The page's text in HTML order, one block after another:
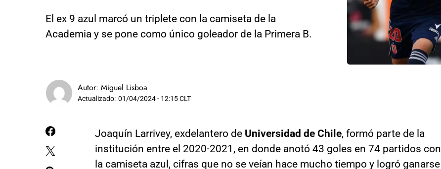
El ex 9 azul marcó un triplete con la camiseta de la
Academia y se pone como único goleador de la Primera B.
Autor: Miguel Lisboa
Actualizado: 01/04/2024 - 12:15 CLT
Joaquín Larrivey, exdelantero de Universidad de Chile, formó parte de la
institución entre el 2020-2021, en donde anotó 43 goles en 74 partidos con
la camiseta azul, cifras que no se veían hace mucho tiempo y logró ganarse